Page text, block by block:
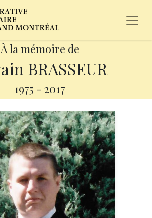
À la mémoire de
BRASSEUR
1975 - 2017